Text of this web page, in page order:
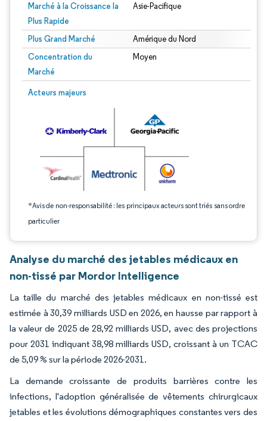
Marché à la Croissance la
Plus Rapide
Asie-Pacifique
Plus Grand Marché Amérique du Nord
Concentration du
Marché
Moyen
Acteurs majeurs
*Avis de non-responsabilité : les principaux acteurs sont triés sans ordre
particulier
Image © Mordor Intelligence. La réutilisation nécessite une attribution sous CC
Analyse du marché des jetables médicaux en
non-tissé par Mordor Intelligence
La taille du marché des jetables médicaux en non-tissé est
estimée à 30,39 milliards USD en 2026, en hausse par rapport à
la valeur de 2025 de 28,92 milliards USD, avec des projections
pour 2031 indiquant 38,98 milliards USD, croissant à un TCAC
de 5,09 % sur la période 2026-2031.
La demande croissante de produits barrières contre les
infections, l'adoption généralisée de vêtements chirurgicaux
jetables et les évolutions démographiques constantes vers des